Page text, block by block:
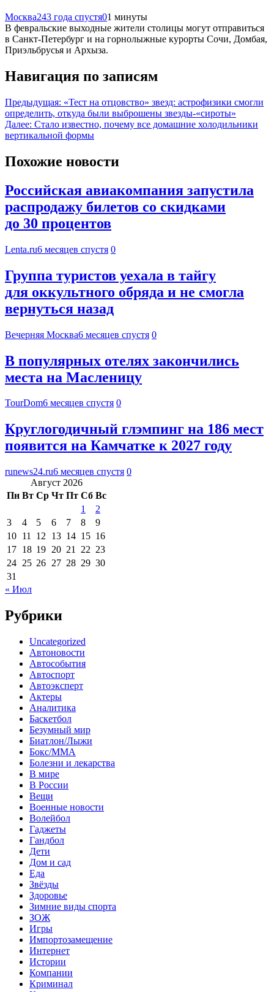
Москва243 года спустя01 минуты
В февральские выходные жители столицы могут отправиться
в Санкт-Петербург и на горнолыжные курорты Сочи, Домбая,
Приэльбрусья и Архыза.
Навигация по записям
Предыдущая: «Тест на отцовство» звезд: астрофизики смогли
определить, откуда были выброшены звезды-«сироты»
Далее: Стало известно, почему все домашние холодильники
вертикальной формы
Похожие новости
Российская авиакомпания запустила
распродажу билетов со скидками
до 30 процентов
Lenta.ru6 месяцев спустя 0
Группа туристов уехала в тайгу
для оккультного обряда и не смогла
вернуться назад
Вечерняя Москва6 месяцев спустя 0
В популярных отелях закончились
места на Масленицу
TourDom6 месяцев спустя 0
Круглогодичный глэмпинг на 186 мест
появится на Камчатке к 2027 году
runews24.ru6 месяцев спустя 0
Август 2026
Пн Вт Ср Чт Пт Сб Вс
1
2
3
4 5 6 7 8
9
10 11 12 13 14 15 16
17 18 19 20 21 22 23
24 25 26 27 28 29 30
31
« Июл
Рубрики
Uncategorized
Автоновости
Автособытия
Автоспорт
Автоэксперт
Актеры
Аналитика
Баскетбол
Безумный мир
Биатлон/Лыжи
Бокс/MMA
Болезни и лекарства
В мире
В России
Вещи
Военные новости
Волейбол
Гаджеты
Гандбол
Дети
Дом и сад
Еда
Звёзды
Здоровье
Зимние виды спорта
ЗОЖ
Игры
Импортозамещение
Интернет
Истории
Компании
Криминал